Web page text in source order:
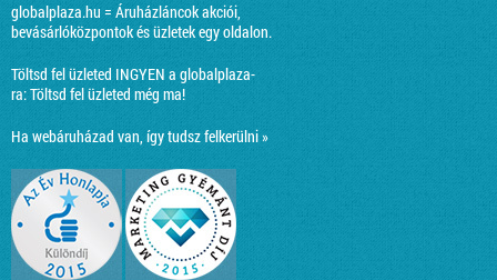
globalplaza.hu = Áruházláncok akciói,
bevásárlóközpontok és üzletek egy oldalon.
Töltsd fel üzleted INGYEN a globalplaza-
ra:Töltsd fel üzleted még ma!
Ha webáruházad van, így tudsz felkerülni »